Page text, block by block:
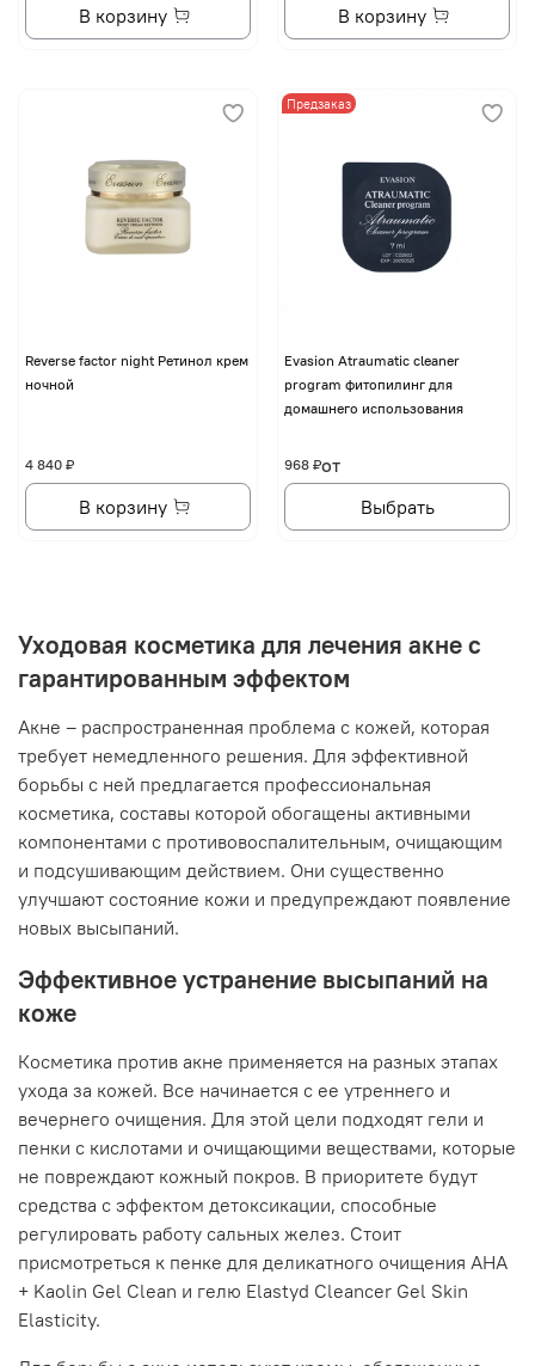
В корзину В корзину
Reverse factor night Ретинол крем
ночной
4 840 ₽
В корзину
Предзаказ
Evasion Atraumatic cleaner
program фитопилинг для
домашнего использования
от
968 ₽
Выбрать
Уходовая косметика для лечения акне с
гарантированным эффектом
Акне – распространенная проблема с кожей, которая
требует немедленного решения. Для эффективной
борьбы с ней предлагается профессиональная
косметика, составы которой обогащены активными
компонентами с противовоспалительным, очищающим
и подсушивающим действием. Они существенно
улучшают состояние кожи и предупреждают появление
новых высыпаний.
Эффективное устранение высыпаний на
коже
Косметика против акне применяется на разных этапах
ухода за кожей. Все начинается с ее утреннего и
вечернего очищения. Для этой цели подходят гели и
пенки с кислотами и очищающими веществами, которые
не повреждают кожный покров. В приоритете будут
средства с эффектом детоксикации, способные
регулировать работу сальных желез. Стоит
присмотреться к пенке для деликатного очищения AHA
+ Kaolin Gel Clean и гелю Elastyd Cleancer Gel Skin
Elasticity.